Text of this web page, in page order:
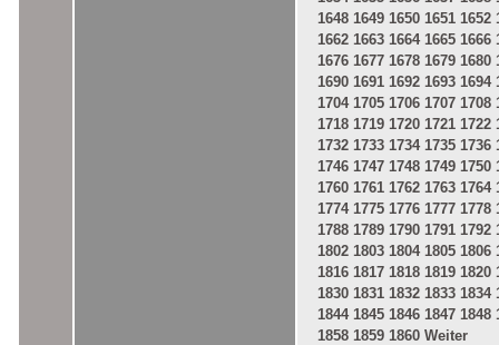
1648 1649 1650 1651 1652
1662 1663 1664 1665 1666
1676 1677 1678 1679 1680
1690 1691 1692 1693 1694
1704 1705 1706 1707 1708
1718 1719 1720 1721 1722
1732 1733 1734 1735 1736
1746 1747 1748 1749 1750
1760 1761 1762 1763 1764
1774 1775 1776 1777 1778
1788 1789 1790 1791 1792
1802 1803 1804 1805 1806
1816 1817 1818 1819 1820
1830 1831 1832 1833 1834
1844 1845 1846 1847 1848
1858 1859 1860 Weiter